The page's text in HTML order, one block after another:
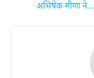
अभिषेक मीणा ने…